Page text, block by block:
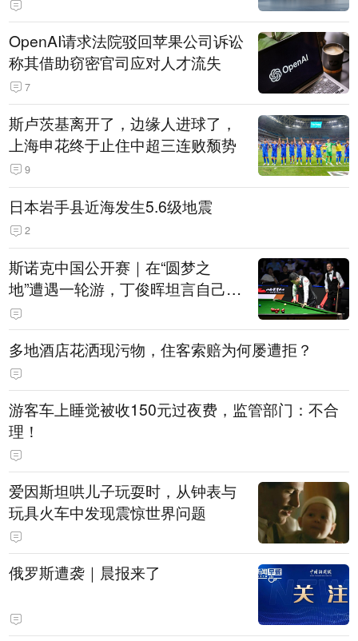
OpenAI请求法院驳回苹果公司诉讼
称其借助窃密官司应对人才流失
7
斯卢茨基离开了，边缘人进球了，
上海申花终于止住中超三连败颓势
9
日本岩手县近海发生5.6级地震
2
斯诺克中国公开赛｜在“圆梦之
地”遭遇一轮游，丁俊晖坦言自己状
态起伏是常态
多地酒店花洒现污物，住客索赔为何屡遭拒？
游客车上睡觉被收150元过夜费，监管部门：不合
理！
爱因斯坦哄儿子玩耍时，从钟表与
玩具火车中发现震惊世界问题
俄罗斯遭袭｜晨报来了